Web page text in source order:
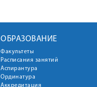
ОБРАЗОВАНИЕ
Факультеты
Расписания занятий
Аспирантура
Ординатура
Аккредитация